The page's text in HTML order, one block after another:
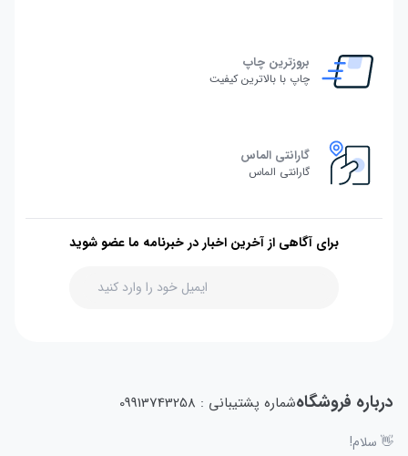
بروزترین چاپ
چاپ با بالاترین کیفیت
گارانتی الماس
گارانتی الماس
برای آگاهی از آخرین اخبار در خبرنامه ما عضو شوید
درباره فروشگاهشماره پشتیبانی : 09913743258
👋 سلام!